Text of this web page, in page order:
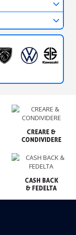
CREARE &
CONDIVIDERE
CASH BACK
& FEDELTA